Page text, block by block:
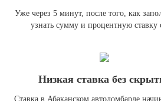
Уже через 5 минут, после того, как
узнать сумму и процентную ставку
Низкая ставка без
Ставка в Абаканском автоломбарде